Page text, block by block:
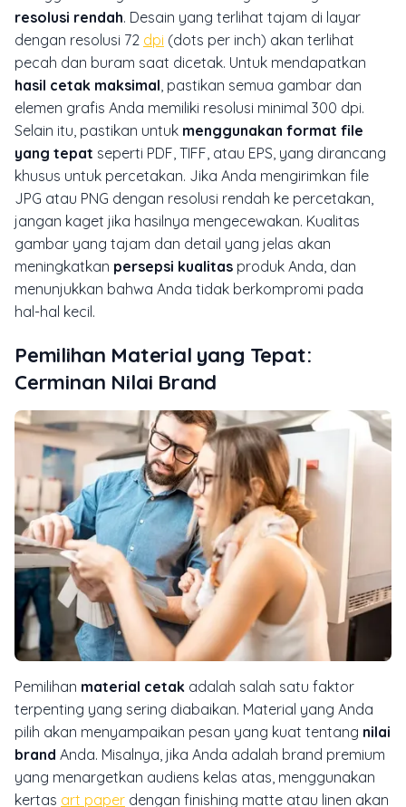
resolusi rendah. Desain yang terlihat tajam di layar
dengan resolusi 72 dpi (dots per inch) akan terlihat
pecah dan buram saat dicetak. Untuk mendapatkan
hasil cetak maksimal , pastikan semua gambar dan
elemen grafis Anda memiliki resolusi minimal 300 dpi.
Selain itu, pastikan untuk menggunakan format file
yang tepat seperti PDF, TIFF, atau EPS, yang dirancang
khusus untuk percetakan. Jika Anda mengirimkan file
JPG atau PNG dengan resolusi rendah ke percetakan,
jangan kaget jika hasilnya mengecewakan. Kualitas
gambar yang tajam dan detail yang jelas akan
meningkatkan persepsi kualitas produk Anda, dan
menunjukkan bahwa Anda tidak berkompromi pada
hal-hal kecil.
Pemilihan Material yang Tepat:
Cerminan Nilai Brand
Pemilihan material cetak adalah salah satu faktor
terpenting yang sering diabaikan. Material yang Anda
pilih akan menyampaikan pesan yang kuat tentang nilai
brand Anda. Misalnya, jika Anda adalah brand premium
yang menargetkan audiens kelas atas, menggunakan
kertas art paper dengan finishing matte atau linen akan